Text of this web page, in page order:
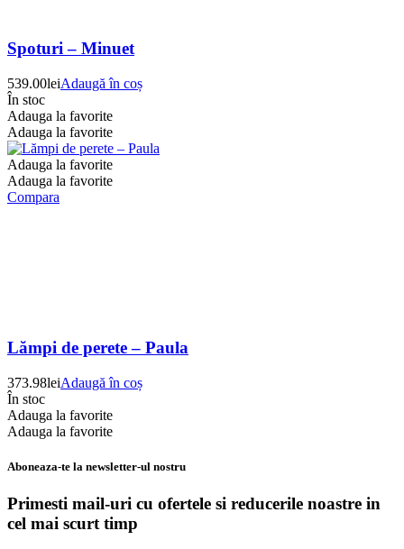
Spoturi – Minuet
539.00leiAdaugă în coș
În stoc
Adauga la favorite
Adauga la favorite
Adauga la favorite
Adauga la favorite
Compara
Lămpi de perete – Paula
373.98leiAdaugă în coș
În stoc
Adauga la favorite
Adauga la favorite
Aboneaza-te la newsletter-ul nostru
Primesti mail-uri cu ofertele si reducerile noastre in
cel mai scurt timp